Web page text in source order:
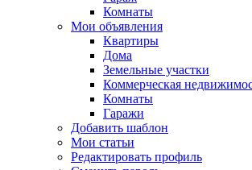
Комнаты
Мои объявления
Квартиры
Дома
Земельные участки
Коммерческая
Комнаты
Гаражи
Добавить шаблон
Мои статьи
Редактировать профиль